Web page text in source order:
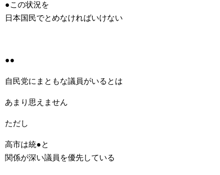
●この状況を
日本国民でとめなければいけない
●●
自民党にまともな議員がいるとは
あまり思えません
ただし
高市は統●と
関係が深い議員を優先している